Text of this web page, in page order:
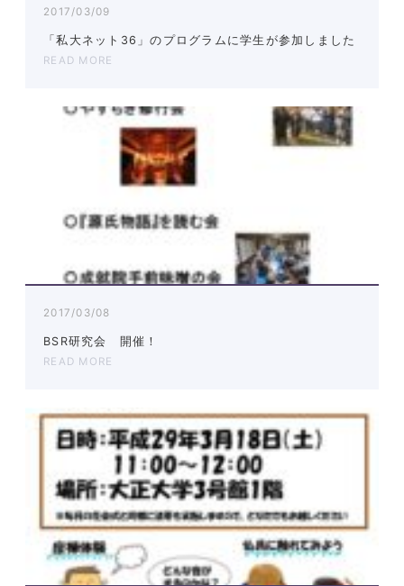
2017/03/09
「私大ネット36」のプログラムに学生が参加しました
READ MORE
2017/03/08
BSR研究会 開催！
READ MORE